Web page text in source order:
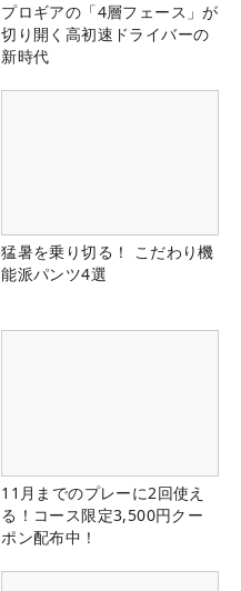
プロギアの「4層フェース」が
切り開く高初速ドライバーの
新時代
猛暑を乗り切る！ こだわり機
能派パンツ4選
11月までのプレーに2回使え
る！コース限定3,500円クー
ポン配布中！